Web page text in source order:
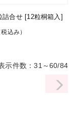
詰合せ [12粒桐箱入]
税込み）
示件数：31～60/84